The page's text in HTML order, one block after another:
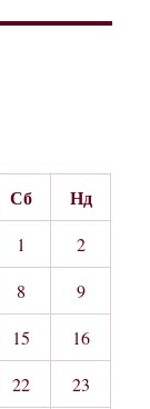
Сб Нд
1
2
8
9
15
16
22
23